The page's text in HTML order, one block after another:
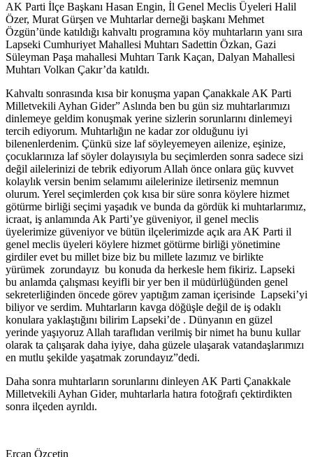
AK Parti İlçe Başkanı Hasan Engin, İl Genel Meclis Üyeleri Halil
Özer, Murat Gürşen ve Muhtarlar derneği başkanı Mehmet
Özgün’ünde katıldığı kahvaltı programına köy muhtarların yanı sıra
Lapseki Cumhuriyet Mahallesi Muhtarı Sadettin Özkan, Gazi
Süleyman Paşa mahallesi Muhtarı Tarık Kaçan, Dalyan Mahallesi
Muhtarı Volkan Çakır’da katıldı.
Kahvaltı sonrasında kısa bir konuşma yapan Çanakkale AK Parti
Milletvekili Ayhan Gider” Aslında ben bu gün siz muhtarlarımızı
dinlemeye geldim konuşmak yerine sizlerin sorunlarını dinlemeyi
tercih ediyorum. Muhtarlığın ne kadar zor olduğunu iyi
bilenenlerdenim. Çünkü size laf söyleyemeyen ailenize, eşinize,
çocuklarınıza laf söyler dolayısıyla bu seçimlerden sonra sadece sizi
değil ailelerinizi de tebrik ediyorum Allah önce onlara güç kuvvet
kolaylık versin benim selamımı ailelerinize iletirseniz memnun
olurum. Yerel seçimlerden çok kısa bir süre sonra köylere hizmet
götürme birliği seçimi yaşadık ve bunda da gördük ki muhtarlarımız,
icraat, iş anlamında Ak Parti’ye güveniyor, il genel meclis
üyelerimize güveniyor ve bütün ilçelerimizde açık ara AK Parti il
genel meclis üyeleri köylere hizmet götürme birliği yönetimine
girdiler evet bu millet bize biz bu millete lazımız ve birlikte
yürümek zorundayız bu konuda da herkesle hem fikiriz. Lapseki
bu anlamda çalışması keyifli bir yer ben il müdürlüğünden genel
sekreterliğinden öncede görev yaptığım zaman içerisinde Lapseki’yi
biliyor ve serdim. Muhtarların kavga döğüşle değil de iş odaklı
konulara yaklaştığını bilirim Lapseki’de . Dünyanın en güzel
yerinde yaşıyoruz Allah taraflıdan verilmiş bir nimet ha bunu kullar
olarak ta çalışarak daha iyiye, daha güzele ulaşarak vatandaşlarımızı
en mutlu şekilde yaşatmak zorundayız”dedi.
Daha sonra muhtarların sorunlarını dinleyen AK Parti Çanakkale
Milletvekili Ayhan Gider, muhtarlarla hatıra fotoğrafı çektirdikten
sonra ilçeden ayrıldı.
Ercan Özçetin